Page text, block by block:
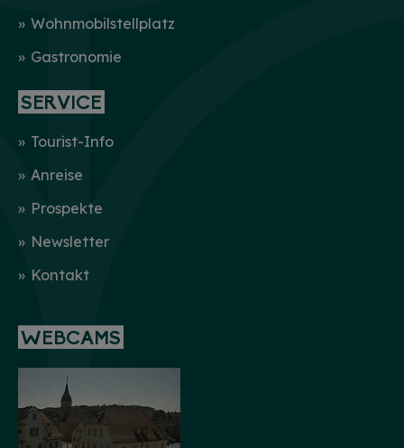
Wohnmobilstellplatz
Gastronomie
SERVICE
Tourist-Info
Anreise
Prospekte
Newsletter
Kontakt
WEBCAMS
gerne bei uns!...